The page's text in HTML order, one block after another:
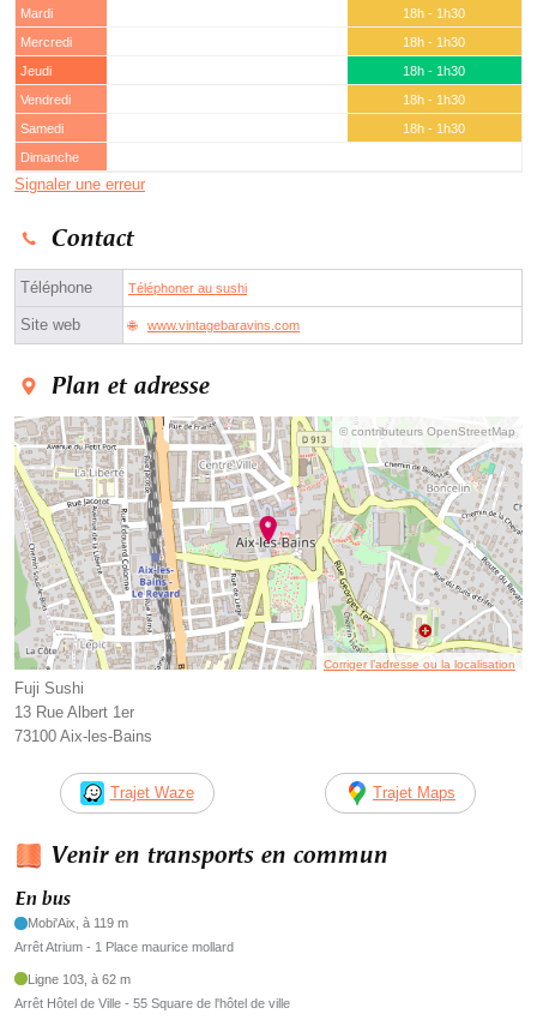
Mardi
18h - 1h30
Mercredi
18h - 1h30
Jeudi
18h - 1h30
Vendredi
18h - 1h30
Samedi
18h - 1h30
Dimanche
Signaler une erreur
Contact
Téléphone Téléphoner au sushi
Site web www.vintagebaravins.com
Plan et adresse
© contributeurs OpenStreetMap
Corriger l’adresse ou la localisation
Fuji Sushi
13 Rue Albert 1er
73100 Aix-les-Bains
Trajet Waze Trajet Maps
Venir en transports en commun
En bus
Mobi'Aix, à 119 m
Arrêt Atrium - 1 Place maurice mollard
Ligne 103, à 62 m
Arrêt Hôtel de Ville - 55 Square de l'hôtel de ville